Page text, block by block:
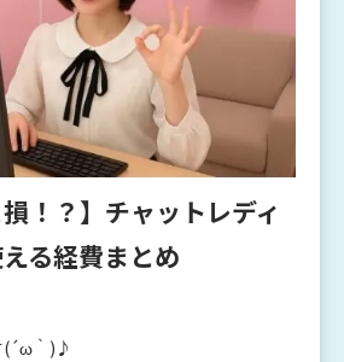
損！？】チャットレディ
る経費まとめ
(´ω｀)♪